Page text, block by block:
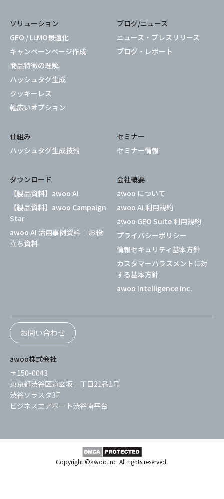
ソリューション
GEO / LLMO最適化
キャンペーンページ作成
商品特徴の理解
ハッシュタグ生成
クッキーレス
幅広いオプション
ブログ/ニュース
ニュース・プレスリリース
ブログ・レポート
仕組み
ハッシュタグ生成技術
セミナー
セミナー情報
ダウンロード
【製品資料】awoo AI
【製品資料】awoo Campaign
Star
awoo AI 活用事例資料｜ お役
立ち資料
会社概要
awoo について
awoo AI 利用規約
awoo GEO Suite 利用規約
プライバシーポリシー
情報セキュリティ基本方針
カスタマーハラスメントに対
する基本方針
awoo Intelligence Inc.
お問い合わせ
awoo株式会社
〒150-0043
東京都渋谷区道玄坂一丁目21番1号
渋谷ソラスタ3F
ビジネスエアポート渋谷南平台
Copyright ©awoo Inc. All rights reserved.